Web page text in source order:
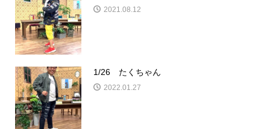
2021.08.12
1/26 たくちゃん
2022.01.27